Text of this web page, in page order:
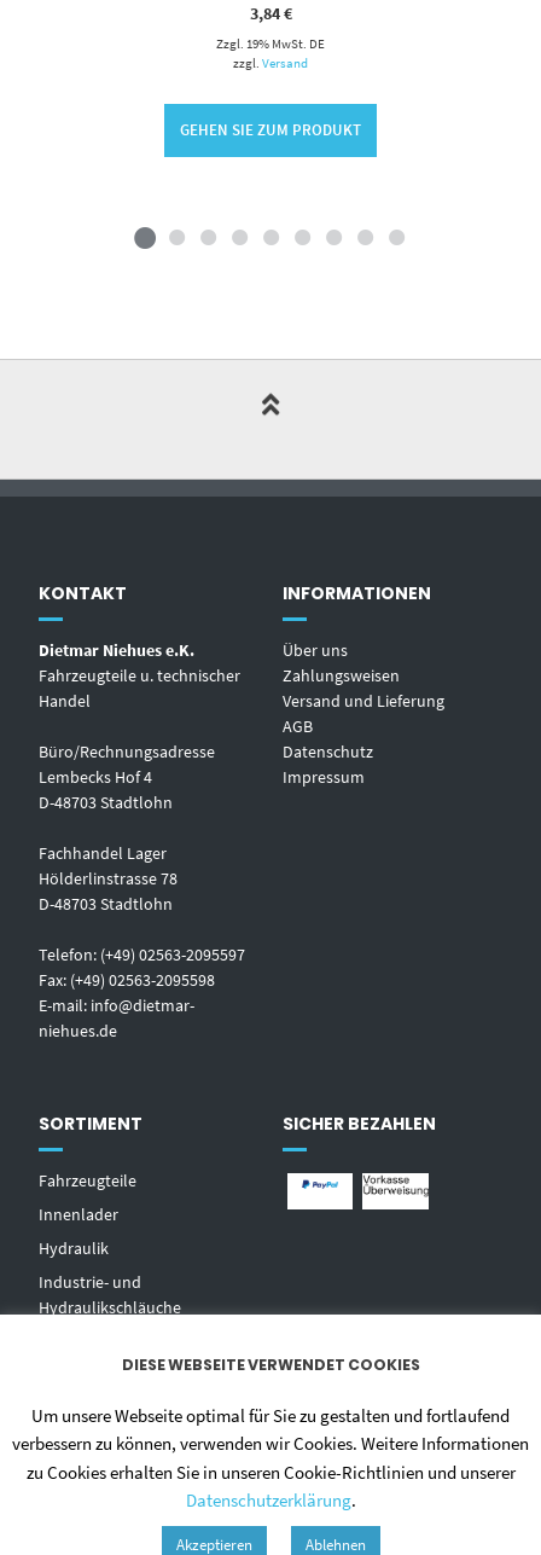
3,84€
Zzgl. 19% MwSt. DE
zzgl.Versand
GEHEN SIE ZUM PRODUKT
KONTAKT
Dietmar Niehues e.K.
Fahrzeugteile u. technischer
Handel
Büro/Rechnungsadresse
Lembecks Hof 4
D-48703 Stadtlohn
Fachhandel Lager
Hölderlinstrasse 78
D-48703 Stadtlohn
Telefon: (+49) 02563-2095597
Fax: (+49) 02563-2095598
E-mail: info@dietmar-
niehues.de
INFORMATIONEN
Über uns
Zahlungsweisen
Versand und Lieferung
AGB
Datenschutz
Impressum
SORTIMENT
Fahrzeugteile
Innenlader
Hydraulik
Industrie- und
Hydraulikschläuche
Zentralschmierungen
Hochdruckwaschgeräte und
SICHER BEZAHLEN
DIESE WEBSEITE VERWENDET COOKIES
Um unsere Webseite optimal für Sie zu gestalten und fortlaufend
verbessern zu können, verwenden wir Cookies. Weitere Informationen
zu Cookies erhalten Sie in unseren Cookie-Richtlinien und unserer
Datenschutzerklärung.
Akzeptieren Ablehnen